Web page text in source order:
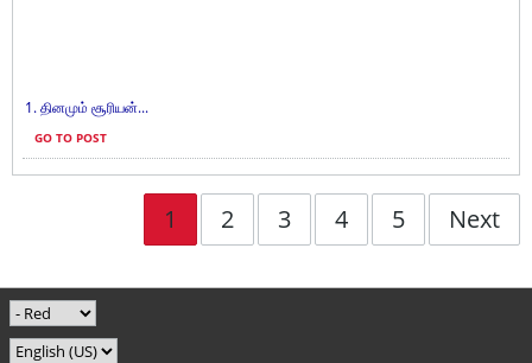
1. தினமும் சூரியன்...
GO TO POST
1 2 3 4 5 Next